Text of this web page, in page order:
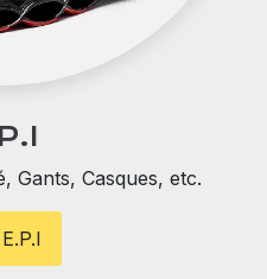
Gants, Casques, etc.